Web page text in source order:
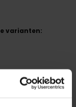
varianten: